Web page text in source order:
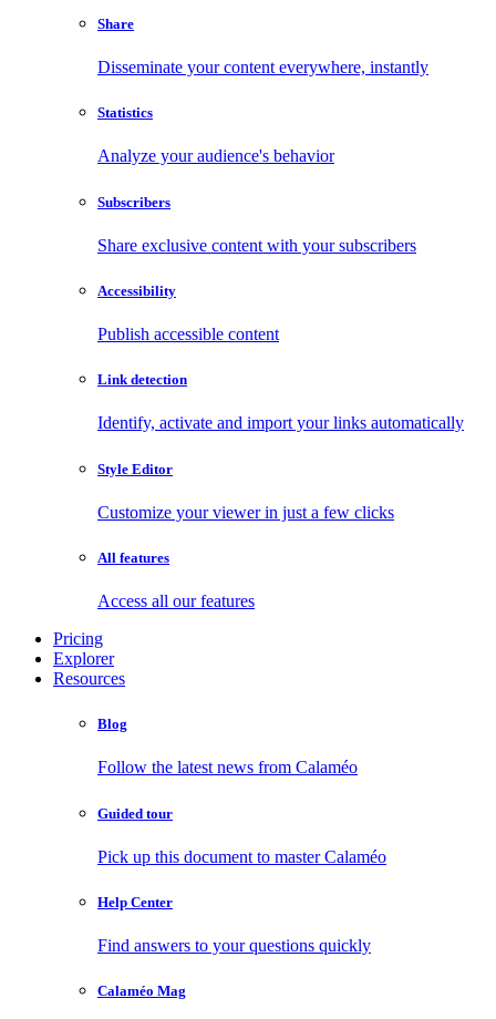
Share
Disseminate your content everywhere, instantly
Statistics
Analyze your audience's behavior
Subscribers
Share exclusive content with your subscribers
Accessibility
Publish accessible content
Link detection
Identify, activate and import your links automatically
Style Editor
Customize your viewer in just a few clicks
All features
Access all our features
Pricing
Explorer
Resources
Blog
Follow the latest news from Calaméo
Guided tour
Pick up this document to master Calaméo
Help Center
Find answers to your questions quickly
Calaméo Mag